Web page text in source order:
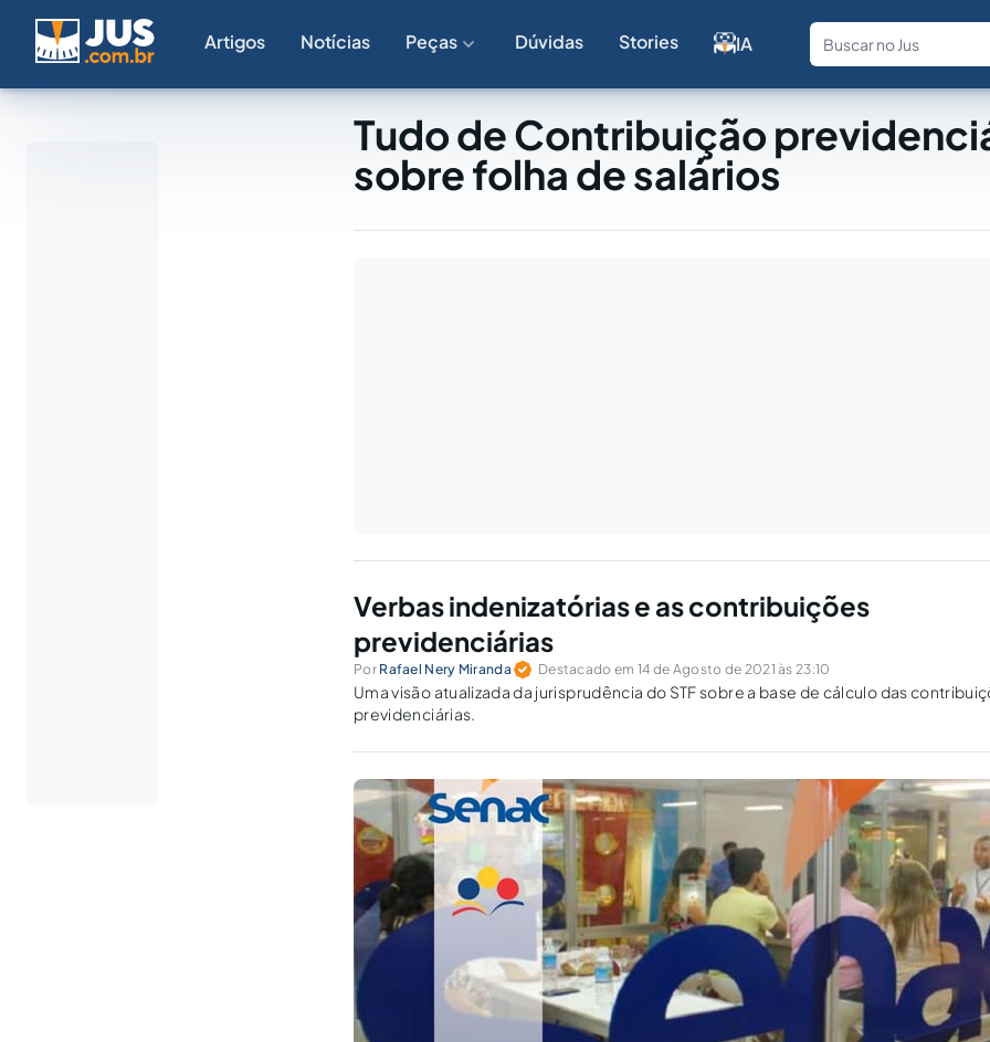
Artigos Notícias Peças Dúvidas Stories IA
Fale com
Tudo de Contribuição
sobre folha de salários
Verbas indenizatórias e as contribuições
previdenciárias
Por Rafael Nery Miranda Destacado em 14 de Agosto de 2021 às 23:10
Uma visão atualizada da jurisprudência do STF sobre a base de cálculo das
previdenciárias.